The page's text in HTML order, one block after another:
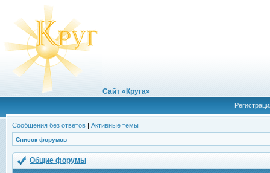
Сайт «Круга»
Сообщения без ответов | Активные темы
Список форумов
Общие форумы